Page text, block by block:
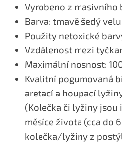
Vyrobeno z masivního
Barva: tmavě šedý
Použity netoxické
Vzdálenost mezi
Maximální nosnost:
Kvalitní pogumovaná
aretací a houpací
(Kolečka či lyžiny jsou
měsíce života (cca do
kolečka/lyžiny z